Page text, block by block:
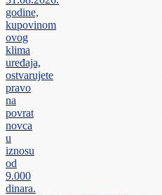
godine,
kupovinom
ovog
klima
uređaja,
ostvarujete
pravo
na
povrat
novca
u
iznosu
od
9.000
dinara.